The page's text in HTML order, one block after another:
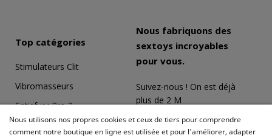
Top catégories
Stimulateurs Clit
Vibromasseurs
Satisfyer Pro 2
Coffrets Érotiques
Nous fabriquons des
sextoys incroyables
pour vous.
Suivez-nous ! On est déjà
plus de 2 M
Nous utilisons nos propres cookies et ceux de tiers pour comprendre
comment notre boutique en ligne est utilisée et pour l'améliorer, adapter